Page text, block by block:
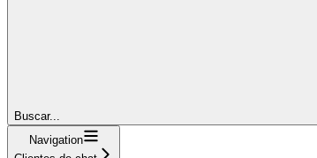
Buscar...
Navigation